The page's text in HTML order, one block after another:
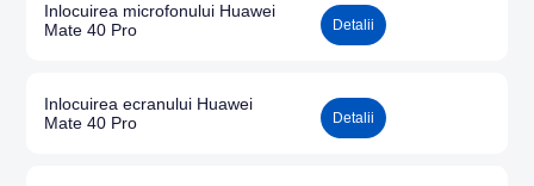
Inlocuirea microfonului Huawei
Mate 40 Pro
Detalii
Inlocuirea ecranului Huawei
Mate 40 Pro
Detalii